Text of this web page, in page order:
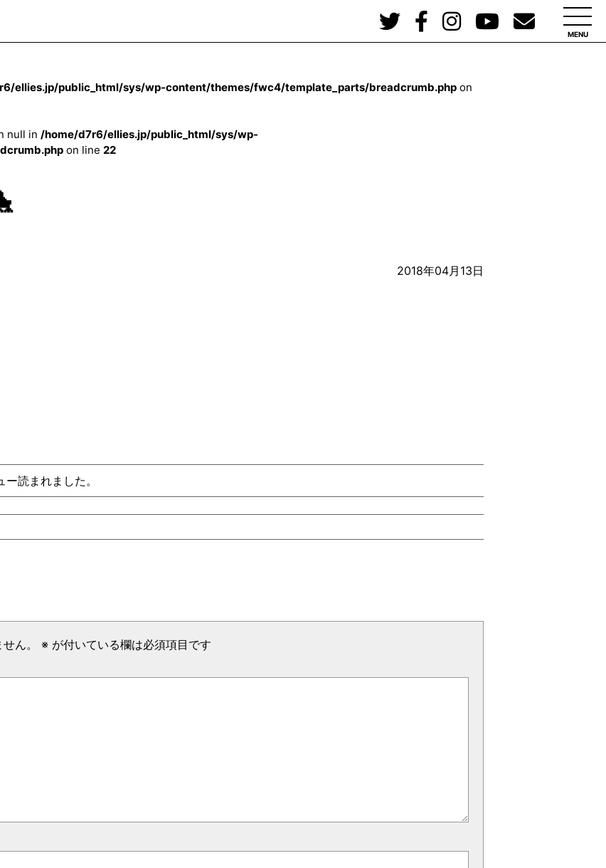
MENU
ellies.jp/public_html/sys/wp-content/themes/fwc4/template_parts/breadcrumb.php on
null in /home/d7r6/ellies.jp/public_html/sys/wp-
on line 22
2018年04月13日
読まれました。
ん。 ※ が付いている欄は必須項目です